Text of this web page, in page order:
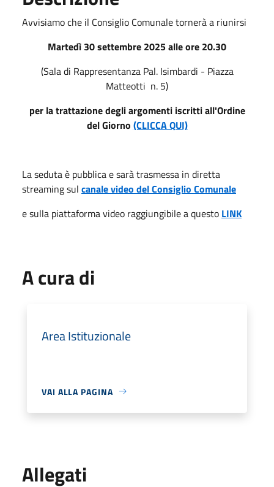
Avvisiamo che il Consiglio Comunale tornerà a riunirsi
Martedì 30 settembre 2025 alle ore 20.30
(Sala di Rappresentanza Pal. Isimbardi - Piazza
Matteotti n. 5)
per la trattazione degli argomenti iscritti all'Ordine
del Giorno (CLICCA QUI)
La seduta è pubblica e sarà trasmessa in diretta
streaming sul canale video del Consiglio Comunale
e sulla piattaforma video raggiungibile a questo LINK
A cura di
Area Istituzionale
VAI ALLA PAGINA
Allegati